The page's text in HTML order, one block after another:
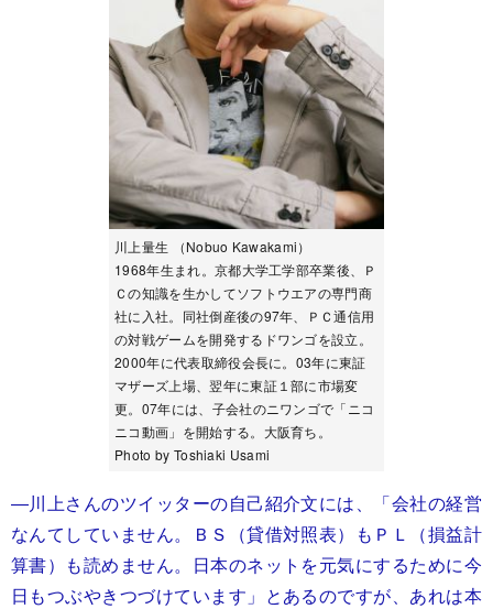
川上量生 （Nobuo Kawakami）
1968年生まれ。京都大学工学部卒業後、Ｐ
Ｃの知識を生かしてソフトウエアの専門商
社に入社。同社倒産後の97年、ＰＣ通信用
の対戦ゲームを開発するドワンゴを設立。
2000年に代表取締役会長に。03年に東証
マザーズ上場、翌年に東証１部に市場変
更。07年には、子会社のニワンゴで「ニコ
ニコ動画」を開始する。大阪育ち。
Photo by Toshiaki Usami
―川上さんのツイッターの自己紹介文には、「会社の経営
なんてしていません。ＢＳ（貸借対照表）もＰＬ（損益計
算書）も読めません。日本のネットを元気にするために今
日もつぶやきつづけています」とあるのですが、あれは本